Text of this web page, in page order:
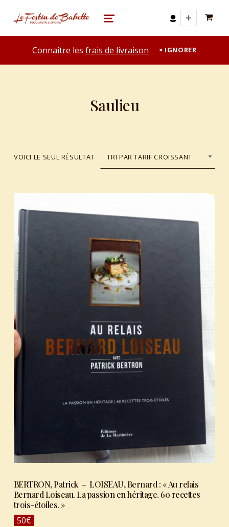
le festin de babette
"LE FESTIN DE BABETTE" – BOUQUINERIE GASTRONOMIQUE MENU
Connaître lesfrais de livraison IGNORER
Saulieu
VOICI LE SEUL RÉSULTAT
List of products
BERTRON, Patrick – LOISEAU, Bernard : « Au relais
Bernard Loiseau. La passion en héritage. 60 recettes
trois-étoiles. »
50€